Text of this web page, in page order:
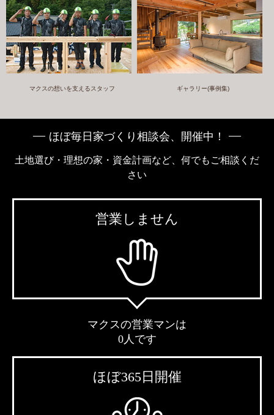
マクスの想いを支えるスタッフ ギャラリー(事例集)
ほぼ毎日家づくり相談会、開催中！
土地選び・理想の家・資金計画など、何でもご相談くだ
さい
営業しません
マクスの営業マンは
0人です
ほぼ365日開催